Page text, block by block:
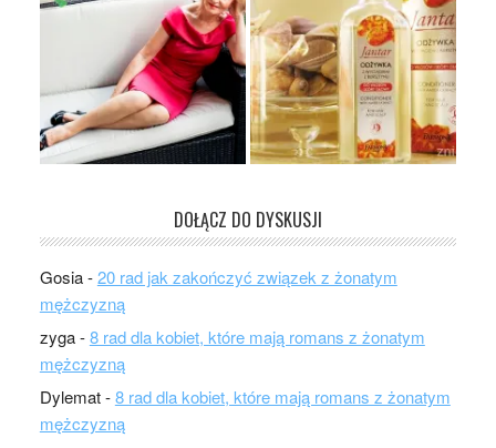
DOŁĄCZ DO DYSKUSJI
Gosia-20 rad jak zakończyć związek z żonatym
mężczyzną
zyga-8 rad dla kobiet, które mają romans z żonatym
mężczyzną
Dylemat-8 rad dla kobiet, które mają romans z żonatym
mężczyzną